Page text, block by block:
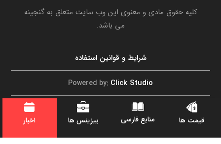
کلیه حقوق مادی و معنوی این وب سایت متعلق به گنجینه
می باشد.
شرایط و قوانین استفاده
Powered by: Click Studio
قیمت ها منابع فارسی بیزینس ها اخبار